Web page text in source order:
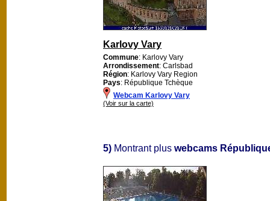
Karlovy Vary
Commune: Karlovy Vary
Arrondissement: Carlsbad
Région: Karlovy Vary Region
Pays: République Tchèque
Webcam Karlovy Vary
(Voir sur la carte)
5) Montrant plus webcams